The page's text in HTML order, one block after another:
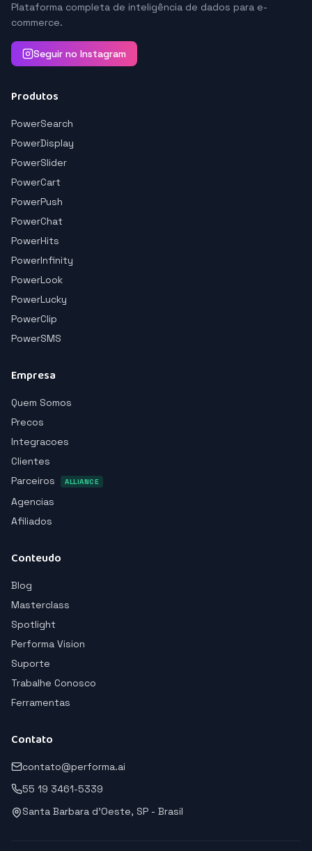
Plataforma completa de inteligência de dados para e-
commerce.
Seguir no Instagram
Produtos
PowerSearch
PowerDisplay
PowerSlider
PowerCart
PowerPush
PowerChat
PowerHits
PowerInfinity
PowerLook
PowerLucky
PowerClip
PowerSMS
Empresa
Quem Somos
Precos
Integracoes
Clientes
Parceiros
ALLIANCE
Agencias
Afiliados
Conteudo
Blog
Masterclass
Spotlight
Performa Vision
Suporte
Trabalhe Conosco
Ferramentas
Contato
contato@performa.ai
55 19 3461-5339
Santa Barbara d'Oeste, SP - Brasil